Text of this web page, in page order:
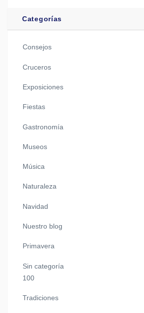
Categorías
Consejos
Cruceros
Exposiciones
Fiestas
Gastronomía
Museos
Música
Naturaleza
Navidad
Nuestro blog
Primavera
Sin categoría
100
Tradiciones